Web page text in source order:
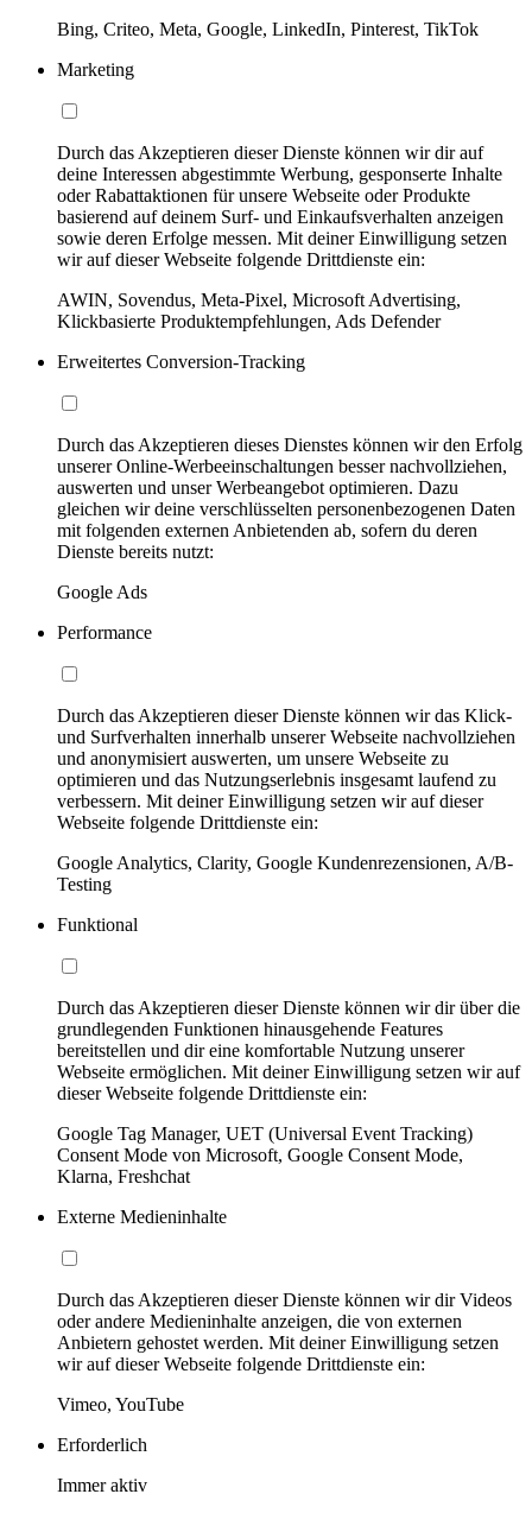
Bing, Criteo, Meta, Google, LinkedIn, Pinterest, TikTok
Marketing
Durch das Akzeptieren dieser Dienste können wir dir auf
deine Interessen abgestimmte Werbung, gesponserte Inhalte
oder Rabattaktionen für unsere Webseite oder Produkte
basierend auf deinem Surf- und Einkaufsverhalten anzeigen
sowie deren Erfolge messen. Mit deiner Einwilligung setzen
wir auf dieser Webseite folgende Drittdienste ein:
AWIN, Sovendus, Meta-Pixel, Microsoft Advertising,
Klickbasierte Produktempfehlungen, Ads Defender
Erweitertes Conversion-Tracking
Durch das Akzeptieren dieses Dienstes können wir den Erfolg
unserer Online-Werbeeinschaltungen besser nachvollziehen,
auswerten und unser Werbeangebot optimieren. Dazu
gleichen wir deine verschlüsselten personenbezogenen Daten
mit folgenden externen Anbietenden ab, sofern du deren
Dienste bereits nutzt:
Google Ads
Performance
Durch das Akzeptieren dieser Dienste können wir das Klick-
und Surfverhalten innerhalb unserer Webseite nachvollziehen
und anonymisiert auswerten, um unsere Webseite zu
optimieren und das Nutzungserlebnis insgesamt laufend zu
verbessern. Mit deiner Einwilligung setzen wir auf dieser
Webseite folgende Drittdienste ein:
Google Analytics, Clarity, Google Kundenrezensionen, A/B-
Testing
Funktional
Durch das Akzeptieren dieser Dienste können wir dir über die
grundlegenden Funktionen hinausgehende Features
bereitstellen und dir eine komfortable Nutzung unserer
Webseite ermöglichen. Mit deiner Einwilligung setzen wir auf
dieser Webseite folgende Drittdienste ein:
Google Tag Manager, UET (Universal Event Tracking)
Consent Mode von Microsoft, Google Consent Mode,
Klarna, Freshchat
Externe Medieninhalte
Durch das Akzeptieren dieser Dienste können wir dir Videos
oder andere Medieninhalte anzeigen, die von externen
Anbietern gehostet werden. Mit deiner Einwilligung setzen
wir auf dieser Webseite folgende Drittdienste ein:
Vimeo, YouTube
Erforderlich
Immer aktiv